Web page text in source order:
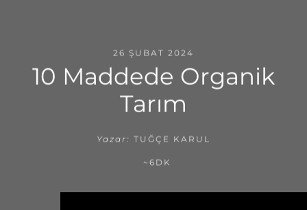
26 ŞUBAT 2024
10 Maddede Organik
Tarım
Yazar: TUĞÇE KARUL
~6DK